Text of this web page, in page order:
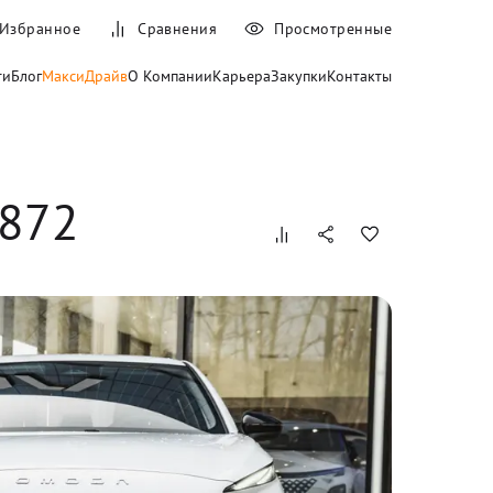
БлогМаксиДрайвО КомпанииКарьераЗакупкиКонтакты
Избранное Сравнения Просмотренные